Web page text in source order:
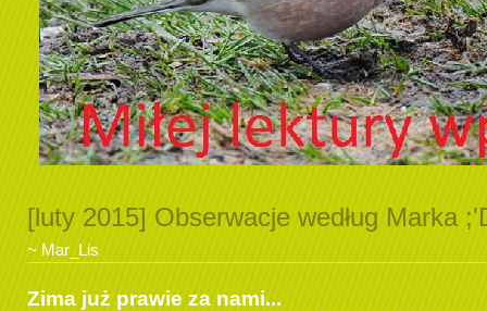
[luty 2015] Obserwacje według Marka
~ Mar_Lis
Zima już prawie za nami...